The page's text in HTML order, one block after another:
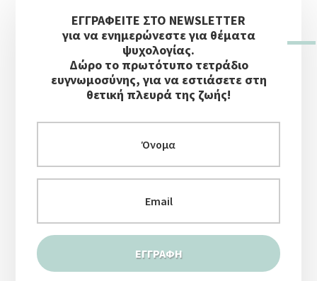
ΠλευρικήΕΓΓΡΑΦΕΙΤΕ ΣΤΟ NEWSLETTER
για να ενημερώνεστε για θέματα
ψυχολογίας.
Δώρο το πρωτότυπο τετράδιο
ευγνωμοσύνης, για να εστιάσετε στη
θετική πλευρά της ζωής!